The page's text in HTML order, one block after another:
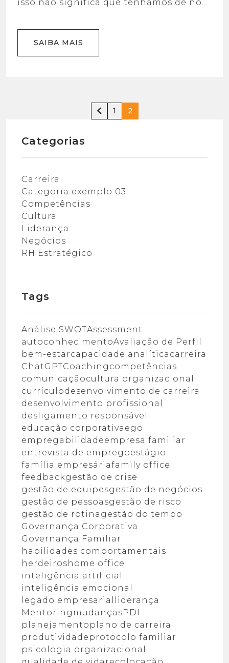
Categorias
Carreira
Categoria exemplo 03
Competências
Cultura
Liderança
Negócios
RH Estratégico
Tags
Análise SWOTAssessment
autoconhecimentoAvaliação de Perfil
bem-estarcapacidade analítica carreira
ChatGPTCoaching competências
comunicaçãocultura organizacional
currículodesenvolvimento de carreira
desenvolvimento profissional
desligamento responsável
educação corporativa ego
empregabilidadeempresa familiar
entrevista de empregoestágio
família empresáriafamily office
feedbackgestão de crise
gestão de equipesgestão de negócios
gestão de pessoasgestão de risco
gestão de rotina gestão do tempo
Governança Corporativa
Governança Familiar
habilidades comportamentais
herdeiroshome office
inteligência artificial
inteligência emocional
legado empresarial
liderança
Mentoring mudançasPDI
planejamento plano de carreira
produtividade protocolo familiar
psicologia organizacional
isso não significa que tenhamos de nos
SAIBA MAIS
1 2